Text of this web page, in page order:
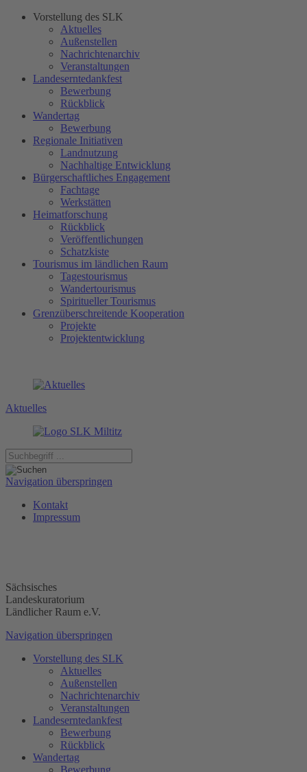
Vorstellung des SLK
Aktuelles
Außenstellen
Nachrichtenarchiv
Veranstaltungen
Landeserntedankfest
Bewerbung
Rückblick
Wandertag
Bewerbung
Regionale Initiativen
Landnutzung
Nachhaltige Entwicklung
Bürgerschaftliches Engagement
Fachtage
Werkstätten
Heimatforschung
Rückblick
Veröffentlichungen
Schatzkiste
Tourismus im ländlichen Raum
Tagestourismus
Wandertourismus
Spiritueller Tourismus
Grenzüberschreitende Kooperation
Projekte
Projektentwicklung
Aktuelles
Navigation überspringen
Kontakt
Impressum
Sächsisches
Landeskuratorium
Ländlicher Raum e.V.
Navigation überspringen
Vorstellung des SLK
Aktuelles
Außenstellen
Nachrichtenarchiv
Veranstaltungen
Landeserntedankfest
Bewerbung
Rückblick
Wandertag
Bewerbung